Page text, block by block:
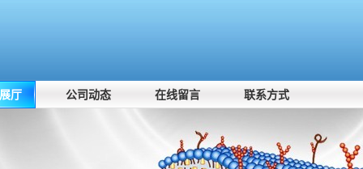
厅 公司动态 在线留言 联系方式